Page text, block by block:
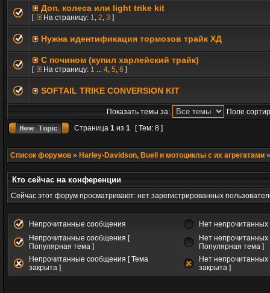
Доп. колеса или light trike kit
[ На страницу: 1, 2, 3 ]
Нужна идентификация тормозов трайк ХД
С почином (купил харлейский трайк)
[ На страницу: 1 ... 4, 5, 6 ]
SOFTAIL TRIKE CONVERSION KIT
Показать темы за:
Поле
Страница 1 из 1 [ Тем: 8 ]
Список форумов » Harley-Davidson, Buell и мотоциклы с их агрегатами
Кто сейчас на конференции
Сейчас этот форум просматривают: нет зарегистрированных
Непрочитанные сообщения
Нет
Непрочитанные сообщения [
Популярная тема ]
Нет
Популярная тема ]
Непрочитанные сообщения [ Тема
закрыта ]
Нет
закрыта ]